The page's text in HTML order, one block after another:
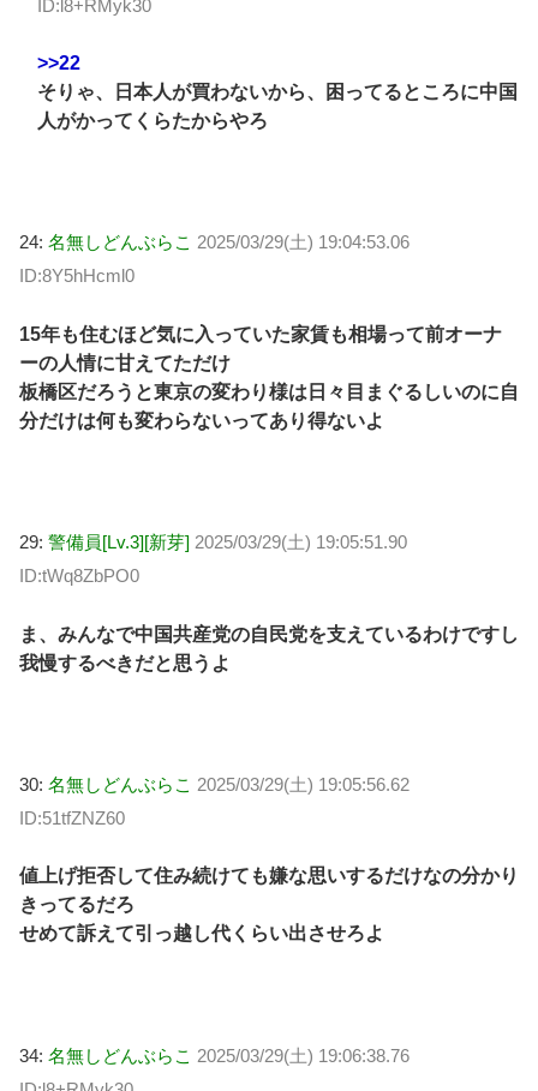
ID:l8+RMyk30
>>22
そりゃ、日本人が買わないから、困ってるところに中国
人がかってくらたからやろ
24: 名無しどんぶらこ 2025/03/29(土) 19:04:53.06
ID:8Y5hHcml0
15年も住むほど気に入っていた家賃も相場って前オーナ
ーの人情に甘えてただけ
板橋区だろうと東京の変わり様は日々目まぐるしいのに自
分だけは何も変わらないってあり得ないよ
29: 警備員[Lv.3][新芽] 2025/03/29(土) 19:05:51.90
ID:tWq8ZbPO0
ま、みんなで中国共産党の自民党を支えているわけですし
我慢するべきだと思うよ
30: 名無しどんぶらこ 2025/03/29(土) 19:05:56.62
ID:51tfZNZ60
値上げ拒否して住み続けても嫌な思いするだけなの分かり
きってるだろ
せめて訴えて引っ越し代くらい出させろよ
34: 名無しどんぶらこ 2025/03/29(土) 19:06:38.76